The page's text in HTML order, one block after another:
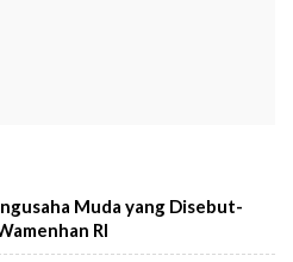
Muda yang Disebut-
RI